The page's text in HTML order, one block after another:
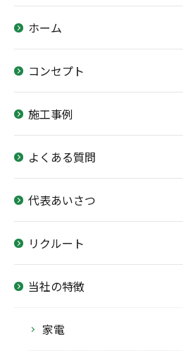
ホーム
コンセプト
施工事例
よくある質問
代表あいさつ
リクルート
当社の特徴
家電